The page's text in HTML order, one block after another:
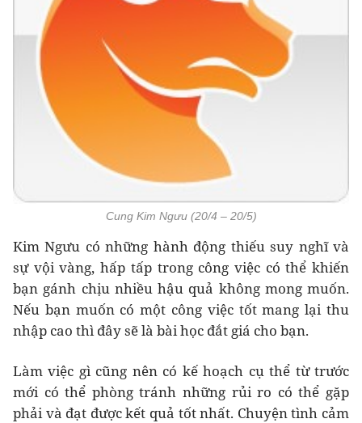
Cung Kim Ngưu (20/4 – 20/5)
Kim Ngưu có những hành động thiếu suy nghĩ và
sự vội vàng, hấp tấp trong công việc có thể khiến
bạn gánh chịu nhiều hậu quả không mong muốn.
Nếu bạn muốn có một công việc tốt mang lại thu
nhập cao thì đây sẽ là bài học đắt giá cho bạn.
Làm việc gì cũng nên có kế hoạch cụ thể từ trước
mới có thể phòng tránh những rủi ro có thể gặp
phải và đạt được kết quả tốt nhất. Chuyện tình cảm